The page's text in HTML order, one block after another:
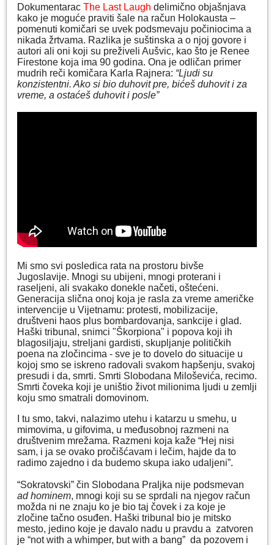
Dokumentarac The Last Laugh delimično objašnjava
kako je moguće praviti šale na račun Holokausta –
pomenuti komičari se uvek podsmevaju počiniocima a
nikada žrtvama. Razlika je suštinska a o njoj govore i
autori ali oni koji su preživeli Aušvic, kao što je Renee
Firestone koja ima 90 godina. Ona je odličan primer
mudrih reči komičara Karla Rajnera: “Ljudi su
konzistentni. Ako si bio duhovit pre, bićeš duhovit i za
vreme, a ostaćeš duhovit i posle”
Mi smo svi posledica rata na prostoru bivše
Jugoslavije. Mnogi su ubijeni, mnogi proterani i
raseljeni, ali svakako donekle načeti, oštećeni.
Generacija slična onoj koja je rasla za vreme američke
intervencije u Vijetnamu: protesti, mobilizacije,
društveni haos plus bombardovanja, sankcije i glad.
Haški tribunal, snimci "Škorpiona" i popova koji ih
blagosiljaju, streljani gardisti, skupljanje političkih
poena na zločincima - sve je to dovelo do situacije u
kojoj smo se iskreno radovali svakom hapšenju, svakoj
presudi i da, smrti. Smrti Slobodana Miloševića, recimo.
Smrti čoveka koji je uništio život milionima ljudi u zemlji
koju smo smatrali domovinom.
I tu smo, takvi, nalazimo utehu i katarzu u smehu, u
mimovima, u gifovima, u međusobnoj razmeni na
društvenim mrežama. Razmeni koja kaže “Hej nisi
sam, i ja se ovako pročišćavam i lečim, hajde da to
radimo zajedno i da budemo skupa iako udaljeni”.
“Sokratovski” čin Slobodana Praljka nije podsmevan
ad hominem, mnogi koji su se sprdali na njegov račun
možda ni ne znaju ko je bio taj čovek i za koje je
zločine tačno osuđen. Haški tribunal bio je mitsko
mesto, jedino koje je davalo nadu u pravdu a zatvoren
je “not with a whimper, but with a bang” da pozovem i